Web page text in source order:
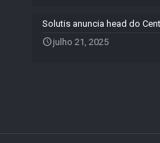
Solutis anuncia head do
julho 21, 2025